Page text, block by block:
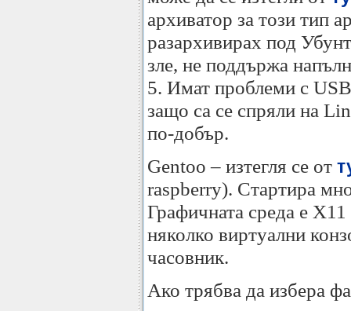
архиватор за този тип
разархивирах под
зле, не поддържа
5. Имат проблеми с
защо са се спряли на
по-добър.
Gentoo – изтегля се от
raspberry). Стартира
Графичната среда е
няколко виртуални
часовник.
Ако трябва да избера